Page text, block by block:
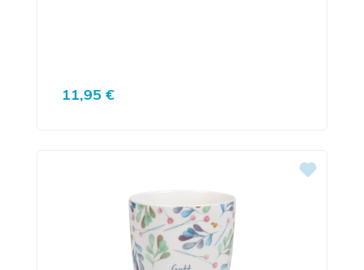
Regulärer Preis:
11,95 €